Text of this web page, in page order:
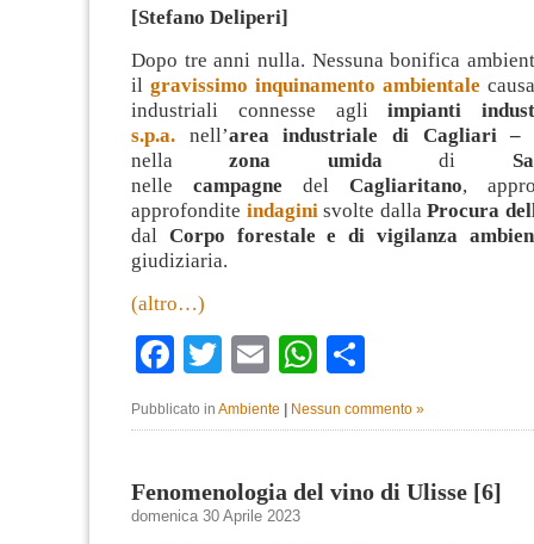
[Stefano Deliperi]
Dopo tre anni nulla. Nessuna bonifica
il gravissimo inquinamento ambientale
industriali connesse agliimpianti
s.p.a.
nell’area industriale di Cagliari –
nellazona umidadi
nelle campagne del Cagliaritano,
approfondite indaginisvolte dallaProcura
dal Corpo forestale e di vigilanza
giudiziaria.
(altro…)
Facebook
TwitterEmailWhatsApp
Pubblicato in Ambiente Nessun commento »
Fenomenologia del vino di Ulisse [6]
domenica 30 Aprile 2023